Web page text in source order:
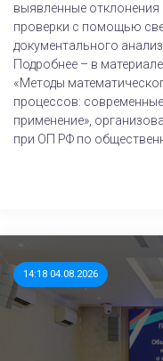
выявленные отклонения
проверки с помощью
документального
Подробнее – в
«Методы
процессов:
применение»,
при ОП РФ по
14:18 04.08.2026